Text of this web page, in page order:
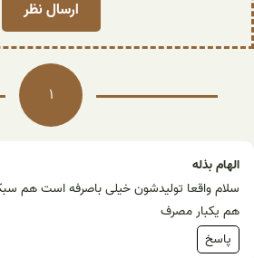
1
الهام بذله
سلام واقعا تولیدشون خیلی باصرفه است هم
هم یکبار مصرف
پاسخ